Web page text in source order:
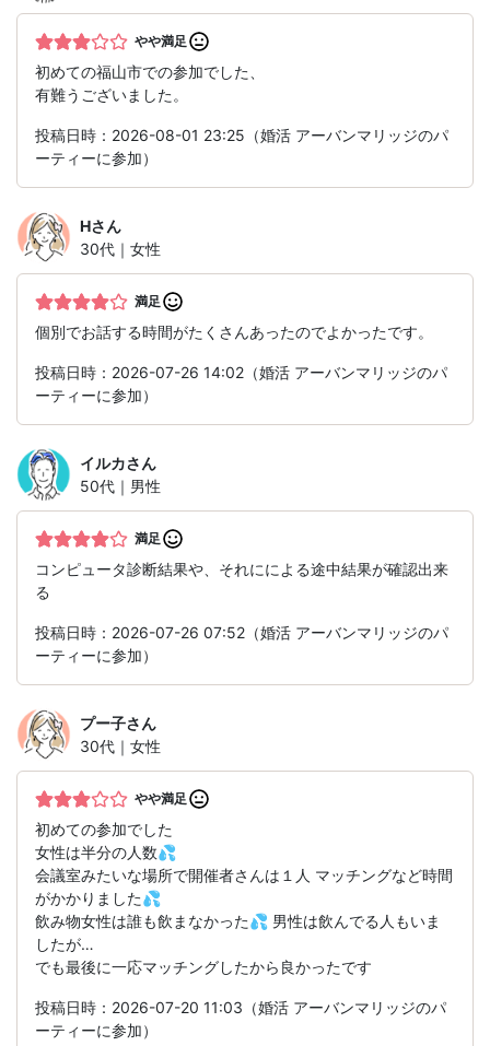
やや満足
初めての福山市での参加でした、
有難うございました。
投稿日時：2026-08-01 23:25（婚活 アーバンマリッジのパ
ーティーに参加）
Hさん
30代｜女性
満足
個別でお話する時間がたくさんあったのでよかったです。
投稿日時：2026-07-26 14:02（婚活 アーバンマリッジのパ
ーティーに参加）
イルカさん
50代｜男性
満足
コンピュータ診断結果や、それにによる途中結果が確認出来
る
投稿日時：2026-07-26 07:52（婚活 アーバンマリッジのパ
ーティーに参加）
プー子さん
30代｜女性
やや満足
初めての参加でした
女性は半分の人数💦
会議室みたいな場所で開催者さんは１人 マッチングなど時間
がかかりました💦
飲み物女性は誰も飲まなかった💦 男性は飲んでる人もいま
したが…
でも最後に一応マッチングしたから良かったです
投稿日時：2026-07-20 11:03（婚活 アーバンマリッジのパ
ーティーに参加）